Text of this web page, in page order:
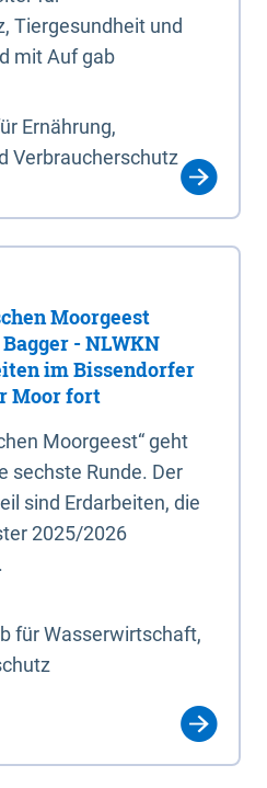
Tiergesundheit und
mit Auf gab
Ernährung,
Verbraucherschutz
Moorgeest
- NLWKN
im Bissendorfer
Moor fort
Moorgeest“ geht
sechste Runde. Der
sind Erdarbeiten, die
2025/2026
für Wasserwirtschaft,